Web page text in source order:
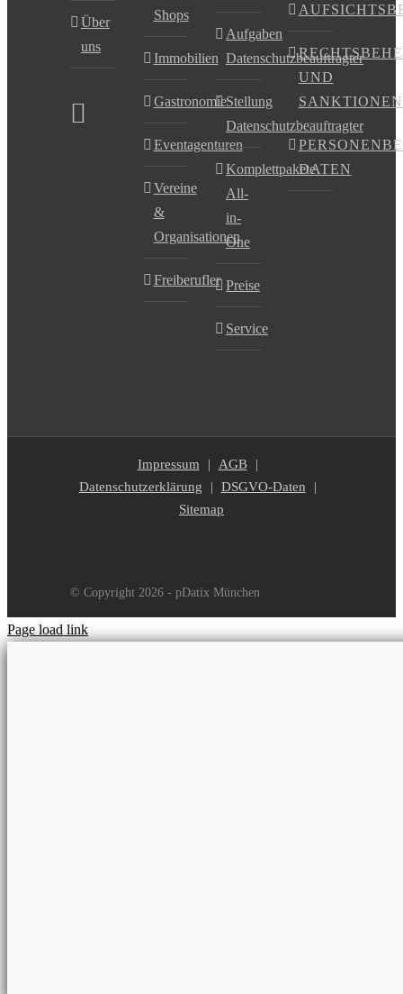
Über
uns
Shops
Immobilien
Gastronomie
Eventagenturen
Vereine
&
Organisationen
Freiberufler
Aufgaben
Datenschutzbeauftragter
Stellung
Datenschutzbeauftragter
Komplettpakete
All-
in-
One
Preise
Service
UND
SANKTIONEN
DATEN
Impressum
AGB
Datenschutzerklärung
DSGVO-Daten
Sitemap
© Copyright 2026 - pDatix München
Page load link